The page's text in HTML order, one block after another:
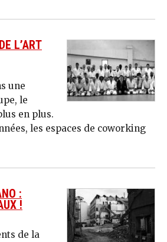
L’ART
une
le
en plus.
les espaces de coworking
:
!
de la